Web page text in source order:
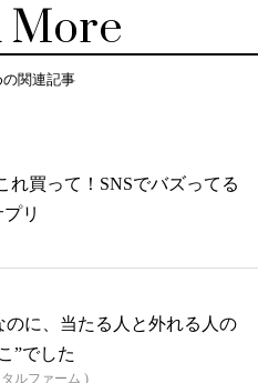
More
関連記事
れ買って！SNSでバズってる
リ
のに、当たる人と外れる人の
”でした
ルファーム )